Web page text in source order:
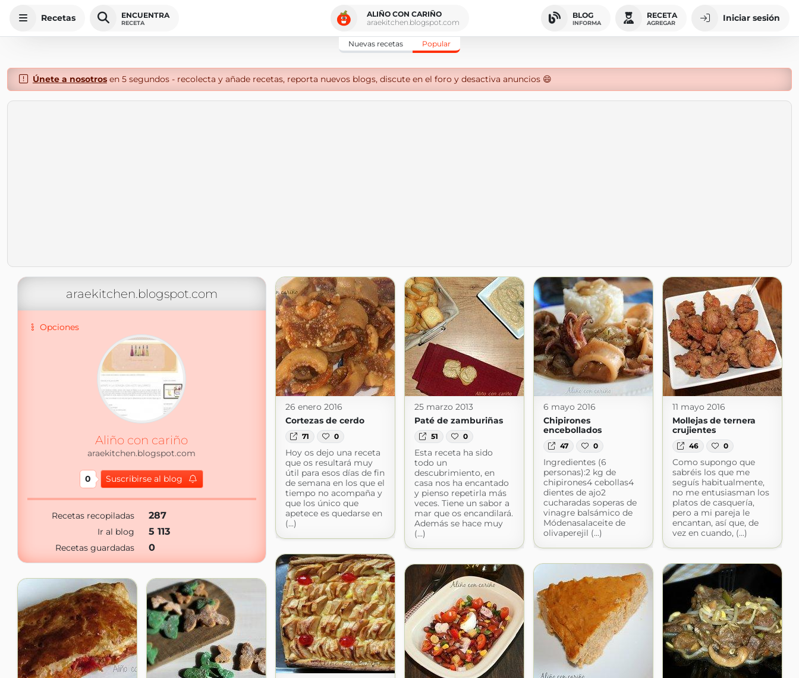
Recetas ENCUENTRA
RECETA
ALIÑO CON CARIÑO
araekitchen.blogspot.com
BLOG
INFORMA
RECETA
AGREGAR Iniciar sesión
Nuevas recetas Popular
Únete a nosotrosen 5 segundos - recolecta y añade recetas, reporta nuevos blogs, discute en el foro y desactiva anuncios 😄
araekitchen.blogspot.com
Opciones
Aliño con cariño
araekitchen.blogspot.com
0 Suscribirse al blog
Recetas recopiladas 287
Ir al blog 5 113
Recetas guardadas 0
26 enero 2016
Cortezas de cerdo
71 0
Hoy os dejo una receta
que os resultará muy
útil para esos días de fin
de semana en los que el
tiempo no acompaña y
que los único que
apetece es quedarse en
(...)
25 marzo 2013
Paté de zamburiñas
51 0
Esta receta ha sido
todo un
descubrimiento, en
casa nos ha encantado
y pienso repetirla más
veces. Tiene un sabor a
mar que os encandilará.
Además se hace muy
(...)
6 mayo 2016
Chipirones
encebollados
47 0
Ingredientes (6
personas):2 kg de
chipirones4 cebollas4
dientes de ajo2
cucharadas soperas de
vinagre balsámico de
Módenasalaceite de
olivaperejil (...)
11 mayo 2016
Mollejas de ternera
crujientes
46 0
Como supongo que
sabréis los que me
seguís habitualmente,
no me entusiasman los
platos de casquería,
pero a mi pareja le
encantan, así que, de
vez en cuando, (...)